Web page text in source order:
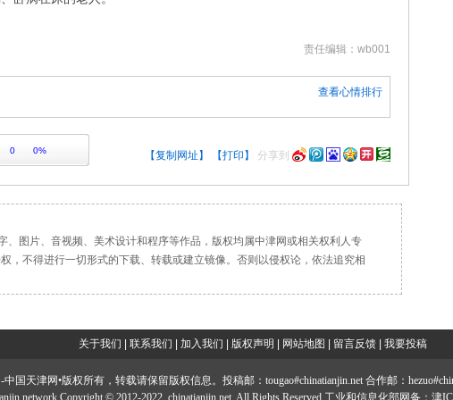
责任编辑：wb001
查看心情排行
0 0% 【复制网址】 【打印】 分享到
、图片、音视频、美术设计和程序等作品，版权均属中津网或相关权利人专
，不得进行一切形式的下载、转载或建立镜像。否则以侵权论，依法追究相
关于我们 联系我们 加入我们 版权声明 网站地图 留言反馈 我要投稿
中国天津网•版权所有，转载请保留版权信息。投稿邮：tougao#chinatianjin.net 合作邮：
network Copyright © 2012-2022, chinatianjin.net. All Rights Reserved 工业和信息化部网备：津